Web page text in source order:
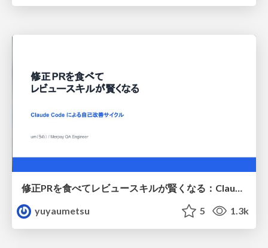
修正PRを食べてレビュースキルが賢くなる：Claude Codeによる自己改善サイクル
yuyaumetsu
5 1.3k